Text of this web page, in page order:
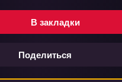
В закладки
Поделиться